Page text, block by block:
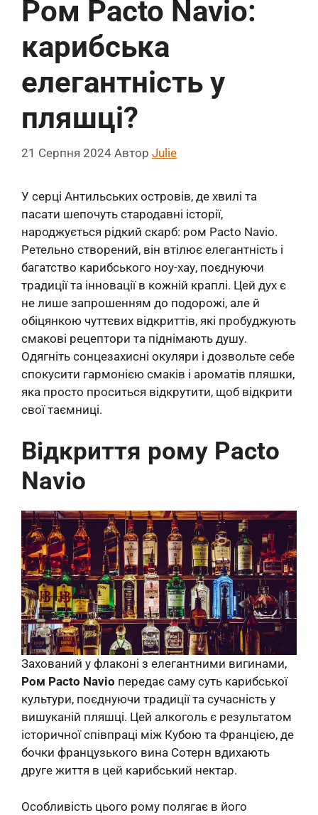
Ром Pacto Navio:
карибська
елегантність у
пляшці?
21 Серпня 2024 Автор Julie
У серці Антильських островів, де хвилі та
пасати шепочуть стародавні історії,
народжується рідкий скарб: ром Pacto Navio.
Ретельно створений, він втілює елегантність і
багатство карибського ноу-хау, поєднуючи
традиції та інновації в кожній краплі. Цей дух є
не лише запрошенням до подорожі, але й
обіцянкою чуттєвих відкриттів, які пробуджують
смакові рецептори та піднімають душу.
Одягніть сонцезахисні окуляри і дозвольте себе
спокусити гармонією смаків і ароматів пляшки,
яка просто проситься відкрутити, щоб відкрити
свої таємниці.
Відкриття рому Pacto
Navio
Захований у флаконі з елегантними вигинами,
Ром Pacto Navio передає саму суть карибської
культури, поєднуючи традиції та сучасність у
вишуканій пляшці. Цей алкоголь є результатом
історичної співпраці між Кубою та Францією, де
бочки французького вина Сотерн вдихають
друге життя в цей карибський нектар.
Особливість цього рому полягає в його